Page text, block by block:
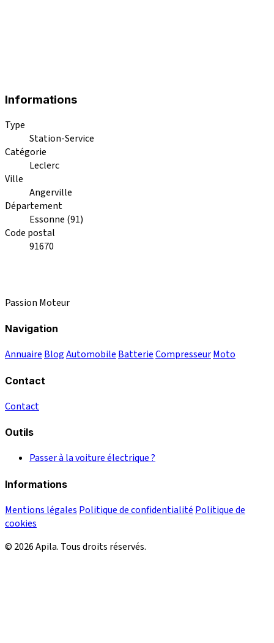
Informations
Type
Station-Service
Catégorie
Leclerc
Ville
Angerville
Département
Essonne (91)
Code postal
91670
Passion Moteur
Navigation
Annuaire BlogAutomobile BatterieCompresseurMoto
Contact
Contact
Outils
Passer à la voiture électrique ?
Informations
Mentions légales Politique de confidentialité Politique de
cookies
© 2026 Apila. Tous droits réservés.